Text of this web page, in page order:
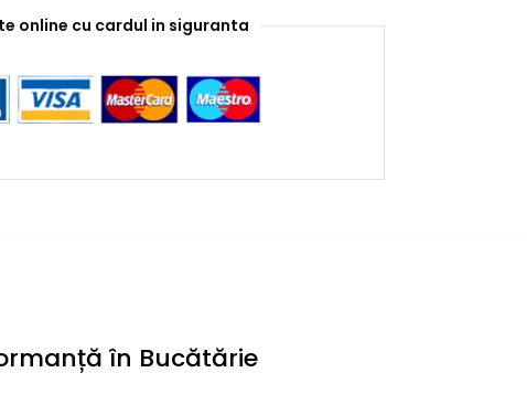
online cu cardul in siguranta
în Bucătărie